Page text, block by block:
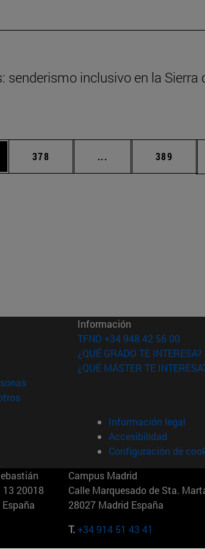
senderismo inclusivo en la Sierra
desplazarse.
Página
378 ... Páginas intermedias
Página
389
nueva ventana)
nueva ventana)
(abre en nueva ventana)
(abre en nueva ventana)
(abre en nueva ventana)
Información
TFNO +34 948 42 56 00
¿QUÉ GRADO TE INTERESA?
¿QUÉ MÁSTER TE
Información legal
Accesibilidad
Configuración de
13 20018
Campus Madrid
Calle Marquesado de Sta.
28027 Madrid España
T.+34 914 51 43 41